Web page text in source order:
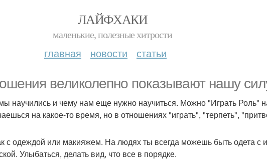
ЛАЙФХАКИ
маленькие, полезные хитрости
главная новости статьи
великолепно показывают нашу
научились и чему нам еще нужно научиться. Можно "Играть Роль"
на какое-то время, но в отношениях "играть", "терпеть",
с одеждой или макияжем. На людях ты всегда можешь быть одета с
Улыбаться, делать вид, что все в порядке.